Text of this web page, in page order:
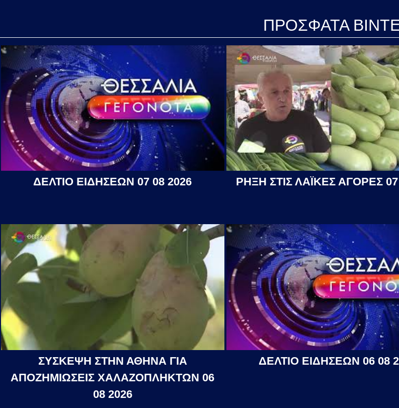
ΠΡΟΣΦΑΤΑ
ΔΕΛΤΙΟ ΕΙΔΗΣΕΩΝ 07 08 2026 ΡΗΞΗ ΣΤΙΣ ΛΑΪΚΕΣ ΑΓΟΡΕΣ 07
ΣΥΣΚΕΨΗ ΣΤΗΝ ΑΘΗΝΑ ΓΙΑ
ΑΠΟΖΗΜΙΩΣΕΙΣ ΧΑΛΑΖΟΠΛΗΚΤΩΝ 06
08 2026
ΔΕΛΤΙΟ ΕΙΔΗΣΕΩΝ 06 08